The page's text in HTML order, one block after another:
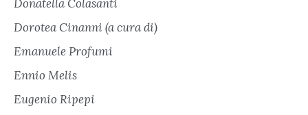
Donatella Colasanti
Dorotea Cinanni (a cura di)
Emanuele Profumi
Ennio Melis
Eugenio Ripepi